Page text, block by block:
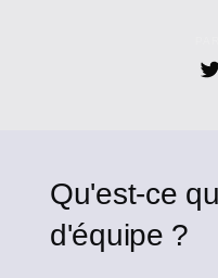
Qu'est-ce
d'équipe ?